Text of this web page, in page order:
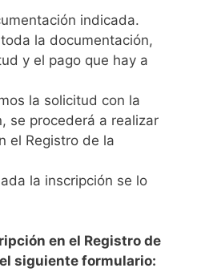
indicada.
la documentación,
y el pago que hay a
la solicitud con la
se procederá a realizar
el Registro de la
la inscripción se lo
en el Registro de
siguiente formulario: